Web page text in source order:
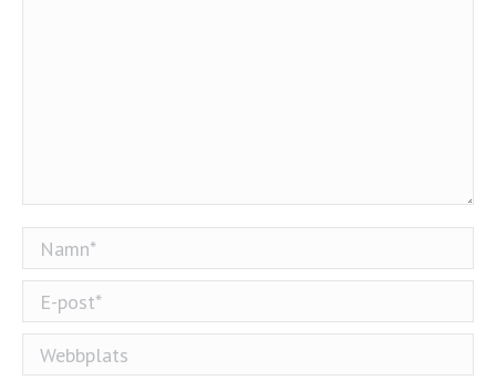
Namn *
E-post *
Webbplats